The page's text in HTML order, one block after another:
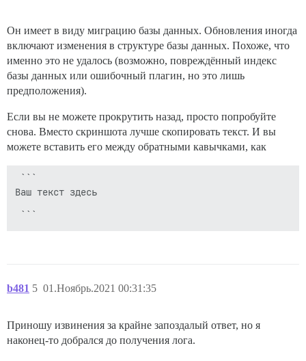
Он имеет в виду миграцию базы данных. Обновления иногда
включают изменения в структуре базы данных. Похоже, что
именно это не удалось (возможно, повреждённый индекс
базы данных или ошибочный плагин, но это лишь
предположения).
Если вы не можете прокрутить назад, просто попробуйте
снова. Вместо скриншота лучше скопировать текст. И вы
можете вставить его между обратными кавычками, как
Ваш текст здесь
b481 01.Ноябрь.2021 00:31:35
5
Приношу извинения за крайне запоздалый ответ, но я
наконец-то добрался до получения лога.